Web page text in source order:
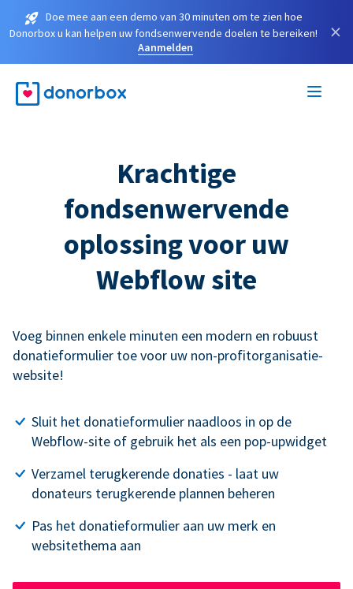
Doe mee aan een demo van 30 minuten om te zien hoe
Donorbox u kan helpen uw fondsenwervende doelen te bereiken!
Aanmelden
×
Krachtige
fondsenwervende
oplossing voor uw
Webflow site
Voeg binnen enkele minuten een modern en robuust
donatieformulier toe voor uw non-profitorganisatie-
website!
Sluit het donatieformulier naadloos in op de
Webflow-site of gebruik het als een pop-upwidget
Verzamel terugkerende donaties - laat uw
donateurs terugkerende plannen beheren
Pas het donatieformulier aan uw merk en
websitethema aan